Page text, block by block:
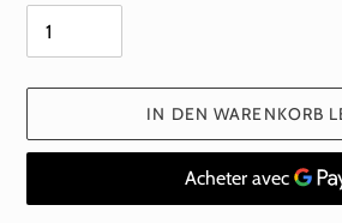
IN DEN WARENKORB